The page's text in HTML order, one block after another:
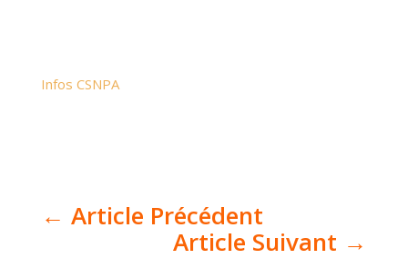
Infos CSNPA
← Article Précédent
Article Suivant →